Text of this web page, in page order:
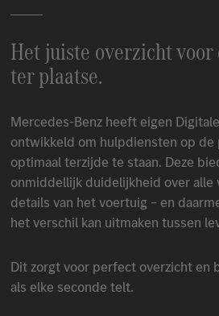
Het juiste overzicht
ter plaatse.
Mercedes-Benz heeft eigen
ontwikkeld om hulpdiensten op de
optimaal terzijde te staan. Deze
onmiddellijk duidelijkheid over alle
details van het voertuig – en
het verschil kan uitmaken tussen
Dit zorgt voor perfect overzicht en
als elke seconde telt.